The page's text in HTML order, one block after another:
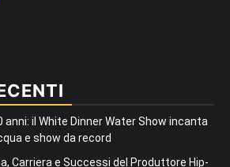
anni: il White Dinner Water Show incanta
e show da record
Carriera e Successi del Produttore Hip-